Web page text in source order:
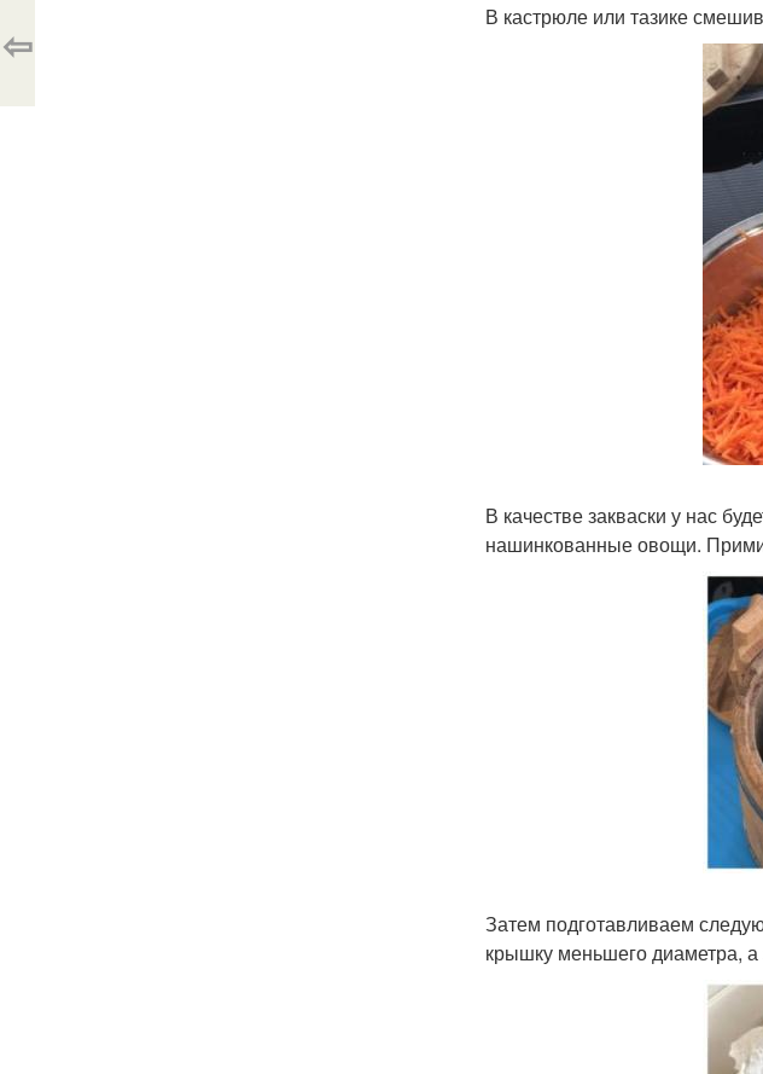
В кастрюле или тазике
В качестве закваски у нас
нашинкованные овощи.
Затем подготавливаем
крышку меньшего диаметра, а
⇦